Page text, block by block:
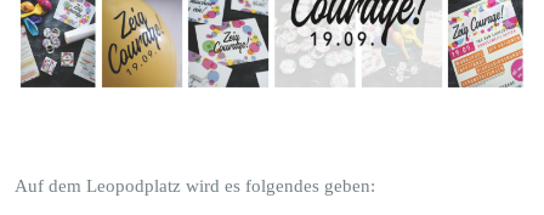
Auf dem Leopodplatz wird es folgendes geben: